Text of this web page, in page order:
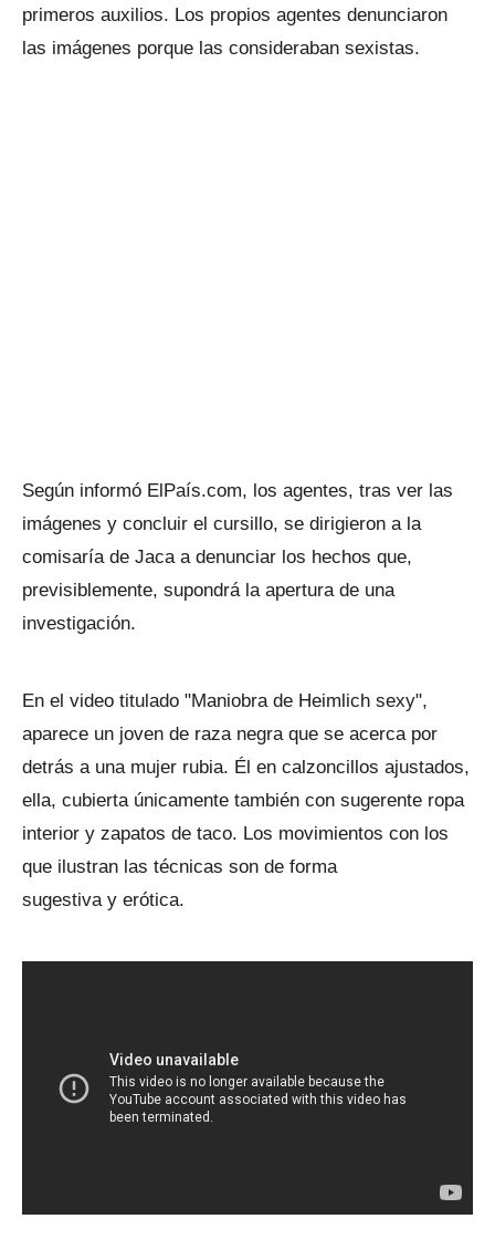
primeros auxilios. Los propios agentes denunciaron
las imágenes porque las consideraban sexistas.
Según informó ElPaís.com, los agentes, tras ver las
imágenes y concluir el cursillo, se dirigieron a la
comisaría de Jaca a denunciar los hechos que,
previsiblemente, supondrá la apertura de una
investigación.
En el video titulado "Maniobra de Heimlich sexy",
aparece un joven de raza negra que se acerca por
detrás a una mujer rubia. Él en calzoncillos ajustados,
ella, cubierta únicamente también con sugerente ropa
interior y zapatos de taco. Los movimientos con los
que ilustran las técnicas son de forma
sugestiva y erótica.